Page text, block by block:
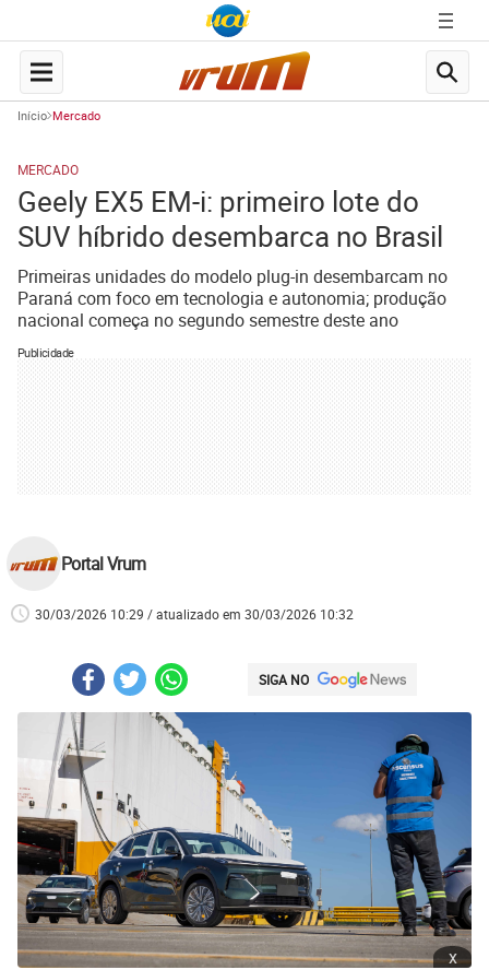
Início Mercado
MERCADO
Geely EX5 EM-i: primeiro lote do
SUV híbrido desembarca no Brasil
Primeiras unidades do modelo plug-in desembarcam no
Paraná com foco em tecnologia e autonomia; produção
nacional começa no segundo semestre deste ano
Publicidade
Portal Vrum
30/03/2026 10:29 / atualizado em 30/03/2026 10:32
SIGA NO
x